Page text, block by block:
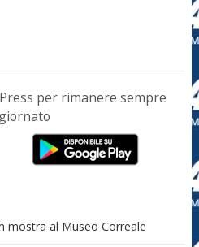
per rimanere sempre
mostra al Museo Correale